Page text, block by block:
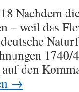
Nachdem
– weil das
1740/
den
→